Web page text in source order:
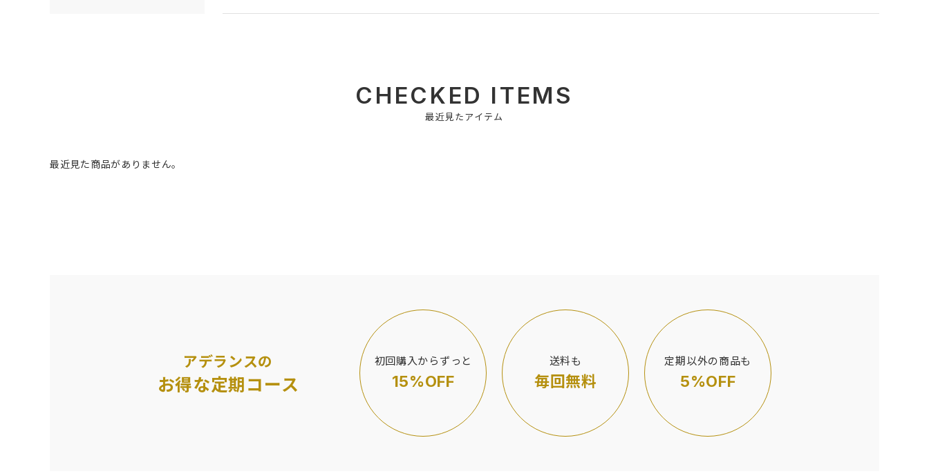
CHECKED ITEMS
最近見たアイテム
最近見た商品がありません。
アデランスの
お得な定期コース
初回購入からずっと
15%OFF
送料も
毎回無料
定期以外の商品も
5%OFF